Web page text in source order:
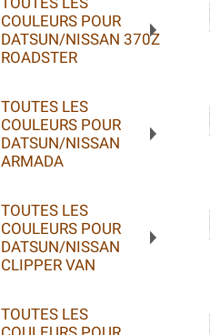
COULEURS POUR
DATSUN/NISSAN 370Z
ROADSTER
TOUTES LES
COULEURS POUR
DATSUN/NISSAN
ARMADA
TOUTES LES
COULEURS POUR
DATSUN/NISSAN
CLIPPER VAN
TOUTES LES